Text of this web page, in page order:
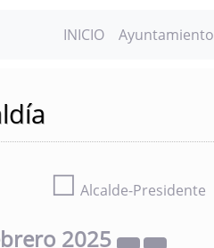
INICIO Ayuntamiento
☐ Alcalde-Presidente
2025